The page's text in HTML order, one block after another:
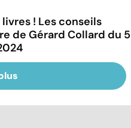
livres ! Les conseils
de Gérard Collard du 5